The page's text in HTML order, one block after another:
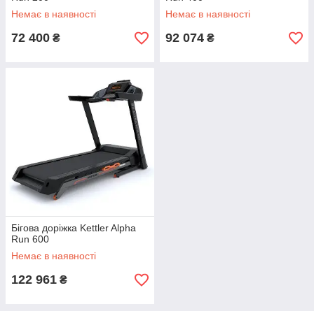
Немає в наявності
72 400 ₴
Немає в наявності
92 074 ₴
Бігова доріжка Kettler Alpha
Run 600
Немає в наявності
122 961 ₴